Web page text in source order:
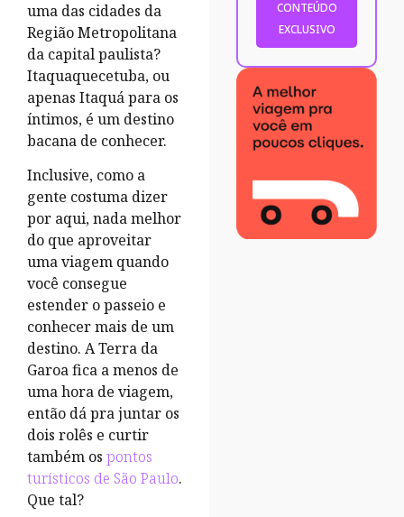
uma das cidades da
Região Metropolitana
da capital paulista?
Itaquaquecetuba, ou
apenas Itaquá para os
íntimos, é um destino
bacana de conhecer.
Inclusive, como a
gente costuma dizer
por aqui, nada melhor
do que aproveitar
uma viagem quando
você consegue
estender o passeio e
conhecer mais de um
destino. A Terra da
Garoa fica a menos de
uma hora de viagem,
então dá pra juntar os
dois rolês e curtir
também os pontos
turísticos de São Paulo.
Que tal?